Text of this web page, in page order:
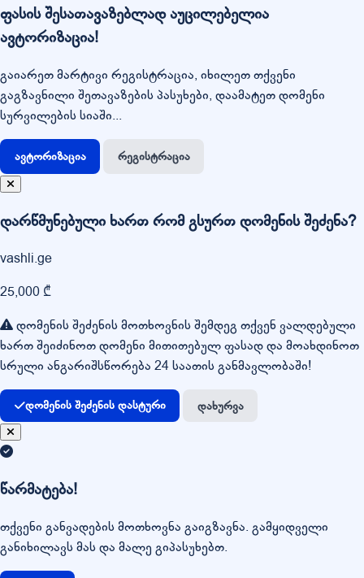
ფასის შესათავაზებლად აუცილებელია
ავტორიზაცია!
გაიარეთ მარტივი რეგისტრაცია, იხილეთ თქვენი
გაგზავნილი შეთავაზების პასუხები, დაამატეთ დომენი
სურვილების სიაში...
ავტორიზაცია რეგისტრაცია
დარწმუნებული ხართ რომ გსურთ დომენის შეძენა?
vashli.ge
25,000 ₾
დომენის შეძენის მოთხოვნის შემდეგ თქვენ ვალდებული
ხართ შეიძინოთ დომენი მითითებულ ფასად და მოახდინოთ
სრული ანგარიშსწორება 24 საათის განმავლობაში!
დომენის შეძენის დასტური დახურვა
წარმატება!
თქვენი განვადების მოთხოვნა გაიგზავნა. გამყიდველი
განიხილავს მას და მალე გიპასუხებთ.